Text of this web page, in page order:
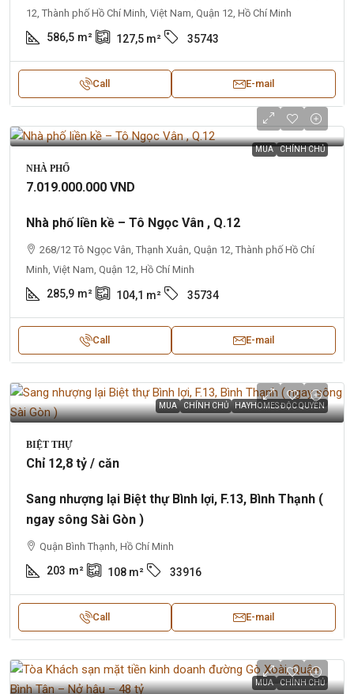
12, Thành phố Hồ Chí Minh, Việt Nam, Quận 12, Hồ Chí Minh
586,5 m² 127,5 m² 35743
Call E-mail
MUA CHÍNH CHỦ
NHÀ PHỐ
7.019.000.000 VND
Nhà phố liền kề – Tô Ngọc Vân , Q.12
268/12 Tô Ngọc Vân, Thạnh Xuân, Quận 12, Thành phố Hồ Chí
Minh, Việt Nam, Quận 12, Hồ Chí Minh
285,9 m² 104,1 m² 35734
Call E-mail
MUA CHÍNH CHỦ HAYHOMES ĐỘC QUYỀN
BIỆT THỰ
Chỉ 12,8 tỷ / căn
Sang nhượng lại Biệt thự Bình lợi, F.13, Bình Thạnh (
ngay sông Sài Gòn )
Quận Bình Thạnh, Hồ Chí Minh
203 m² 108 m² 33916
Call E-mail
MUA CHÍNH CHỦ